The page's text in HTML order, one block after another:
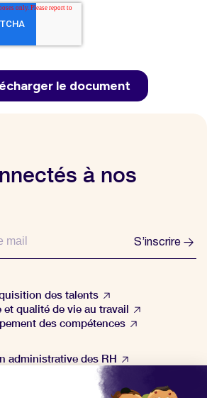
à nos
S’inscrire
des talents
et qualité de vie au travail
des compétences
administrative des RH
de la performance